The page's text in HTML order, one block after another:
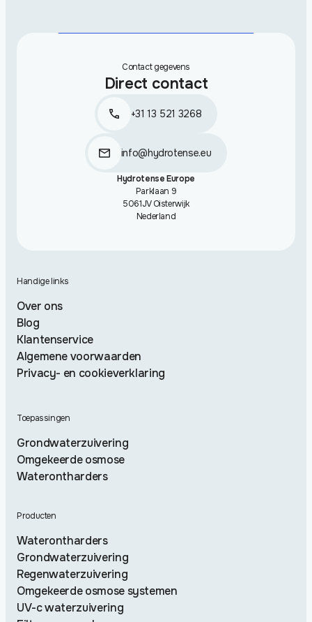
Contact gegevens
Direct contact
+31 13 521 3268
info@hydrotense.eu
Hydrotense Europe
Parklaan 9
5061JV Oisterwijk
Nederland
Handige links
Over ons
Blog
Klantenservice
Algemene voorwaarden
Privacy- en cookieverklaring
Toepassingen
Grondwaterzuivering
Omgekeerde osmose
Waterontharders
Producten
Waterontharders
Grondwaterzuivering
Regenwaterzuivering
Omgekeerde osmose systemen
UV-c waterzuivering